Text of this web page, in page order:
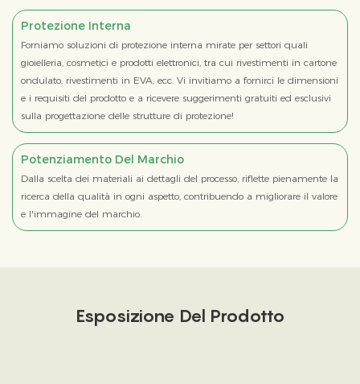
Protezione Interna
Forniamo soluzioni di protezione interna mirate per settori quali
gioielleria, cosmetici e prodotti elettronici, tra cui rivestimenti in cartone
ondulato, rivestimenti in EVA, ecc. Vi invitiamo a fornirci le dimensioni
e i requisiti del prodotto e a ricevere suggerimenti gratuiti ed esclusivi
sulla progettazione delle strutture di protezione!
Potenziamento Del Marchio
Dalla scelta dei materiali ai dettagli del processo, riflette pienamente la
ricerca della qualità in ogni aspetto, contribuendo a migliorare il valore
e l'immagine del marchio.
Esposizione Del Prodotto